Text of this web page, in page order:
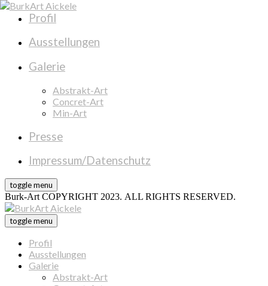
Profil
Ausstellungen
Galerie
Abstrakt-Art
Concret-Art
Min-Art
Presse
Impressum/Datenschutz
toggle menu
Burk-Art COPYRIGHT 2023. ALL RIGHTS RESERVED.
toggle menu
Profil
Ausstellungen
Galerie
Abstrakt-Art